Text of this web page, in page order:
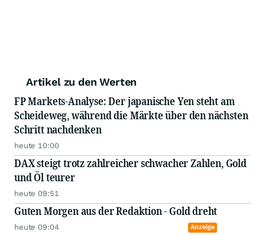
Artikel zu den Werten
FP Markets-Analyse: Der japanische Yen steht am
Scheideweg, während die Märkte über den nächsten
Schritt nachdenken
heute 10:00
DAX steigt trotz zahlreicher schwacher Zahlen, Gold
und Öl teurer
heute 09:51
Guten Morgen aus der Redaktion - Gold dreht
heute 09:04 Anzeige